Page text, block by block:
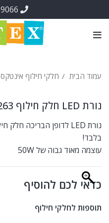
עמוד הבית חלקי חילוף אינטקס
נורת LED חלק חילוף INTEX 11263
בלבד!
עוצמה מאוד גבוה של 50W
כדאי לכם להוסיף
תוספות לחלקי חילוף